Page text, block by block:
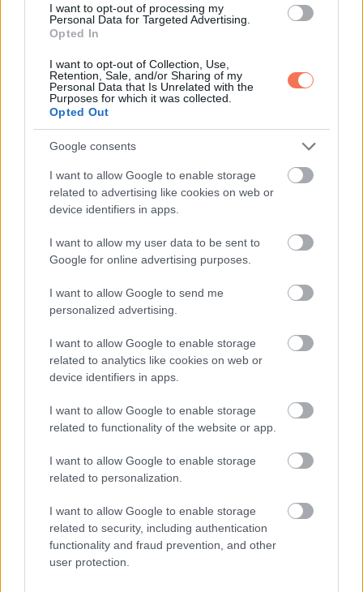
I want to opt-out of processing my
Personal Data for Targeted Advertising.
Opted In
I want to opt-out of Collection, Use,
Retention, Sale, and/or Sharing of my
Personal Data that Is Unrelated with the
Purposes for which it was collected.
Opted Out
Google consents
I want to allow Google to enable storage
related to advertising like cookies on web or
device identifiers in apps.
I want to allow my user data to be sent to
Google for online advertising purposes.
I want to allow Google to send me
personalized advertising.
I want to allow Google to enable storage
related to analytics like cookies on web or
device identifiers in apps.
I want to allow Google to enable storage
related to functionality of the website or app.
I want to allow Google to enable storage
related to personalization.
I want to allow Google to enable storage
related to security, including authentication
functionality and fraud prevention, and other
user protection.
Vin Diesel
Woody Harrelson